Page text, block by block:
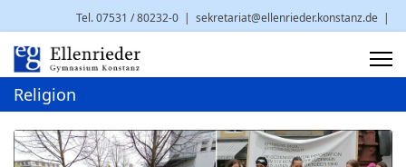
Tel. 07531 / 80232-0 | sekretariat@ellenrieder.konstanz.de |
Brauneggerstr. 29 | 78462 Konstanz
Religion